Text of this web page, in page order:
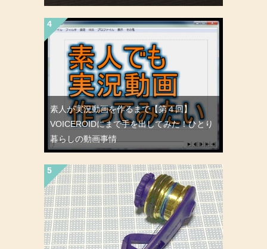
素人が実況動画を作るまで【第４回】
VOICEROIDにまで手を出してみた！ひとり
暮らしの動画事情